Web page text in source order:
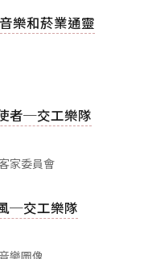
樂和菸業通靈
者─交工樂隊
家委員會
─交工樂隊